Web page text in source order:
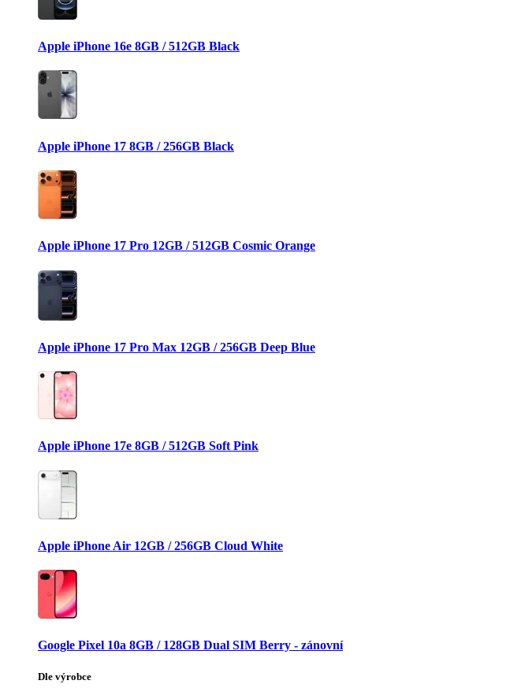
Apple iPhone 16e 8GB / 512GB Black
Apple iPhone 17 8GB / 256GB Black
Apple iPhone 17 Pro 12GB / 512GB Cosmic Orange
Apple iPhone 17 Pro Max 12GB / 256GB Deep Blue
Apple iPhone 17e 8GB / 512GB Soft Pink
Apple iPhone Air 12GB / 256GB Cloud White
Google Pixel 10a 8GB / 128GB Dual SIM Berry - zánovní
Dle výrobce